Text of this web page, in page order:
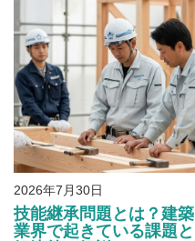
2026年7月30日
技能継承問題とは？建築
業界で起きている課題と